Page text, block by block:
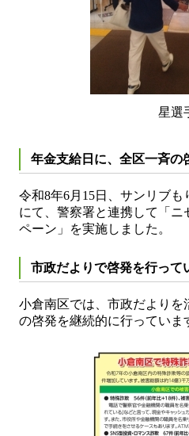
星選
年金支給日に、全区一斉の
令和8年6月15日、サンリブ
にて、警察署と連携して「
ペーン」を実施しました。
市政だよりで啓発を行って
小倉南区では、市政だよりを
の啓発を継続的に行っていま